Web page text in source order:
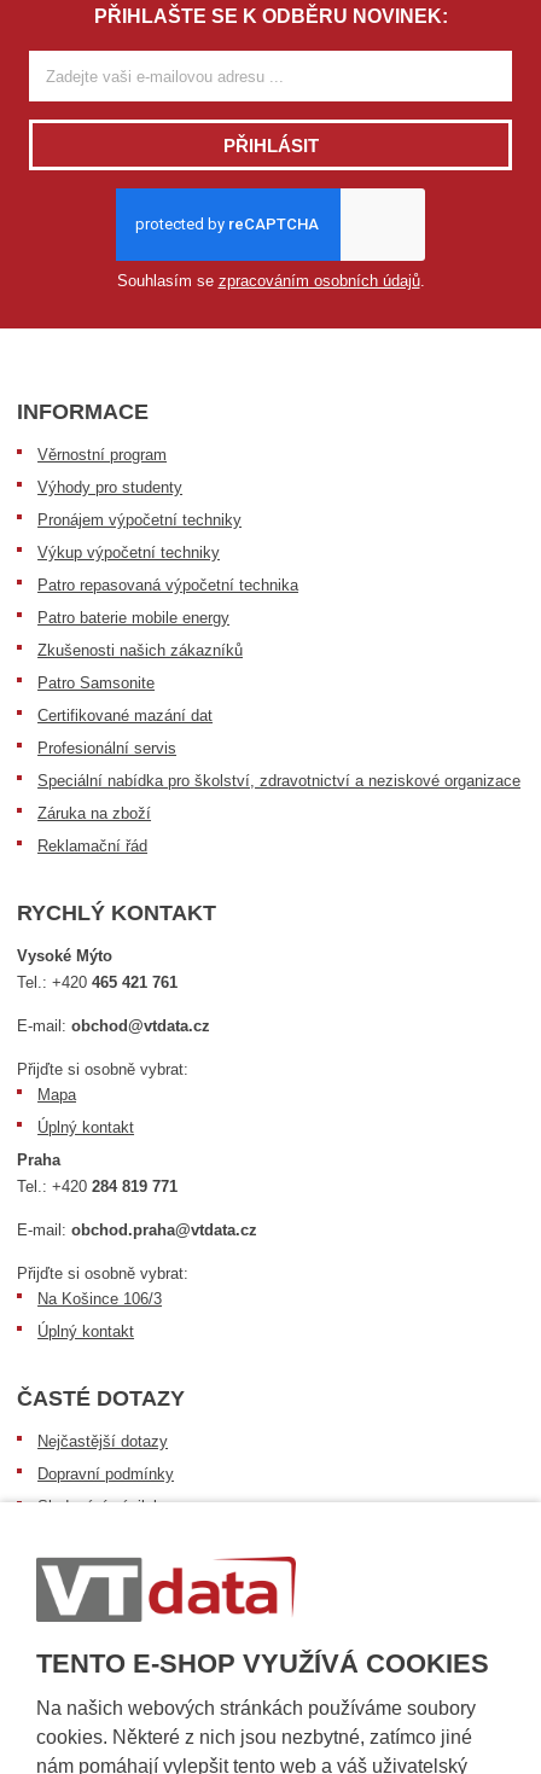
TENTO E-SHOP VYUŽÍVÁ COOKIES
Na našich webových stránkách používáme soubory
cookies. Některé z nich jsou nezbytné, zatímco jiné
nám pomáhají vylepšit tento web a váš uživatelský
PŘIHLAŠTE SE K ODBĚRU NOVINEK:
PŘIHLÁSIT
Souhlasím se zpracováním osobních údajů.
INFORMACE
Věrnostní program
Výhody pro studenty
Pronájem výpočetní techniky
Výkup výpočetní techniky
Patro repasovaná výpočetní technika
Patro baterie mobile energy
Zkušenosti našich zákazníků
Patro Samsonite
Certifikované mazání dat
Profesionální servis
Speciální nabídka pro školství, zdravotnictví a neziskové organizace
Záruka na zboží
Reklamační řád
RYCHLÝ KONTAKT
Vysoké Mýto
Tel.:+420465 421 761
E-mail:obchod@vtdata.cz
Přijďte si osobně vybrat:
Mapa
Úplný kontakt
Praha
Tel.:+420284 819 771
E-mail:obchod.praha@vtdata.cz
Přijďte si osobně vybrat:
Na Košince 106/3
Úplný kontakt
ČASTÉ DOTAZY
Nejčastější dotazy
Dopravní podmínky
Sledování zásilek
Informace k dostupnosti zboží
Obecné informace